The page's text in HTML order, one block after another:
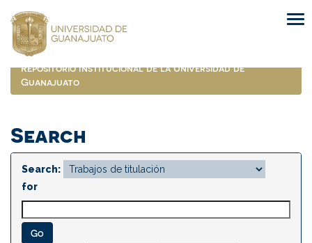
navigation
Repositorio Institucional de la Universidad de
Guanajuato
Search
Search:
for